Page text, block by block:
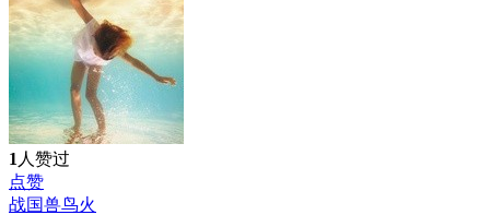
1 人赞过
点赞
战国兽鸟火